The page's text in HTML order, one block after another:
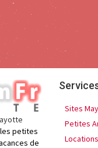
petites
de
Sites
Petites